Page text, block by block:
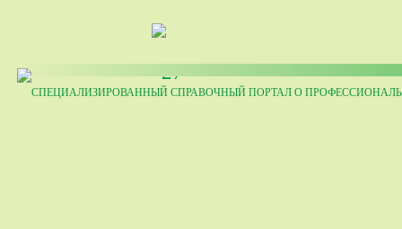
27
СПЕЦИАЛИЗИРОВАННЫЙ СПРАВОЧНЫЙ ПОРТАЛ О